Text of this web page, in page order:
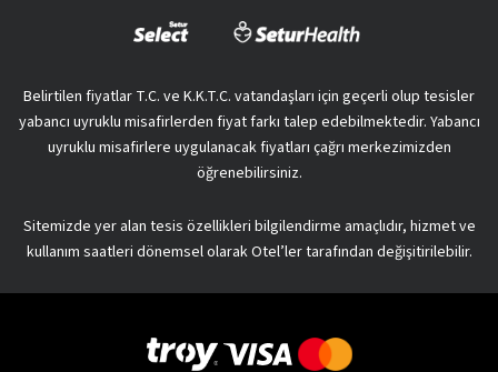
Belirtilen fiyatlar T.C. ve K.K.T.C. vatandaşları için geçerli olup tesisler
yabancı uyruklu misafirlerden fiyat farkı talep edebilmektedir. Yabancı
uyruklu misafirlere uygulanacak fiyatları çağrı merkezimizden
öğrenebilirsiniz.
Sitemizde yer alan tesis özellikleri bilgilendirme amaçlıdır, hizmet ve
kullanım saatleri dönemsel olarak Otel’ler tarafından değişitirilebilir.